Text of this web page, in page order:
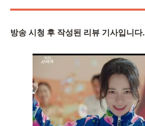
방송 시청 후 작성된 리뷰 기사입니다.